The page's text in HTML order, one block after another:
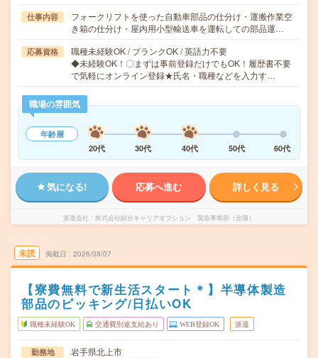
仕事内容
フォークリフトを使った自動車部品の仕分け・運搬作業空
き箱の仕分け・屋内用小型輸送車を運転しての部品運…
応募資格
職種未経験OK / ブランクOK / 英語力不要
◆未経験OK！〇まずは事前登録だけでもOK！履歴書不要
で気軽にオンライン登録★氏名・職種などを入力す…
職場の雰囲気
年齢層
20代
30代 40代 50代 60代
気になる! 応募へ進む 詳しく見る
派遣会社 株式会社綜合キャリアオプション 製造事業部（全国）
未読 掲載日 2026/08/07
【寮費無料で新生活スタート＊】半導体製造
部品のピッキング/日払いOK
職種未経験OK 交通費別途支給あり WEB登録OK 派遣
勤務地
岩手県北上市